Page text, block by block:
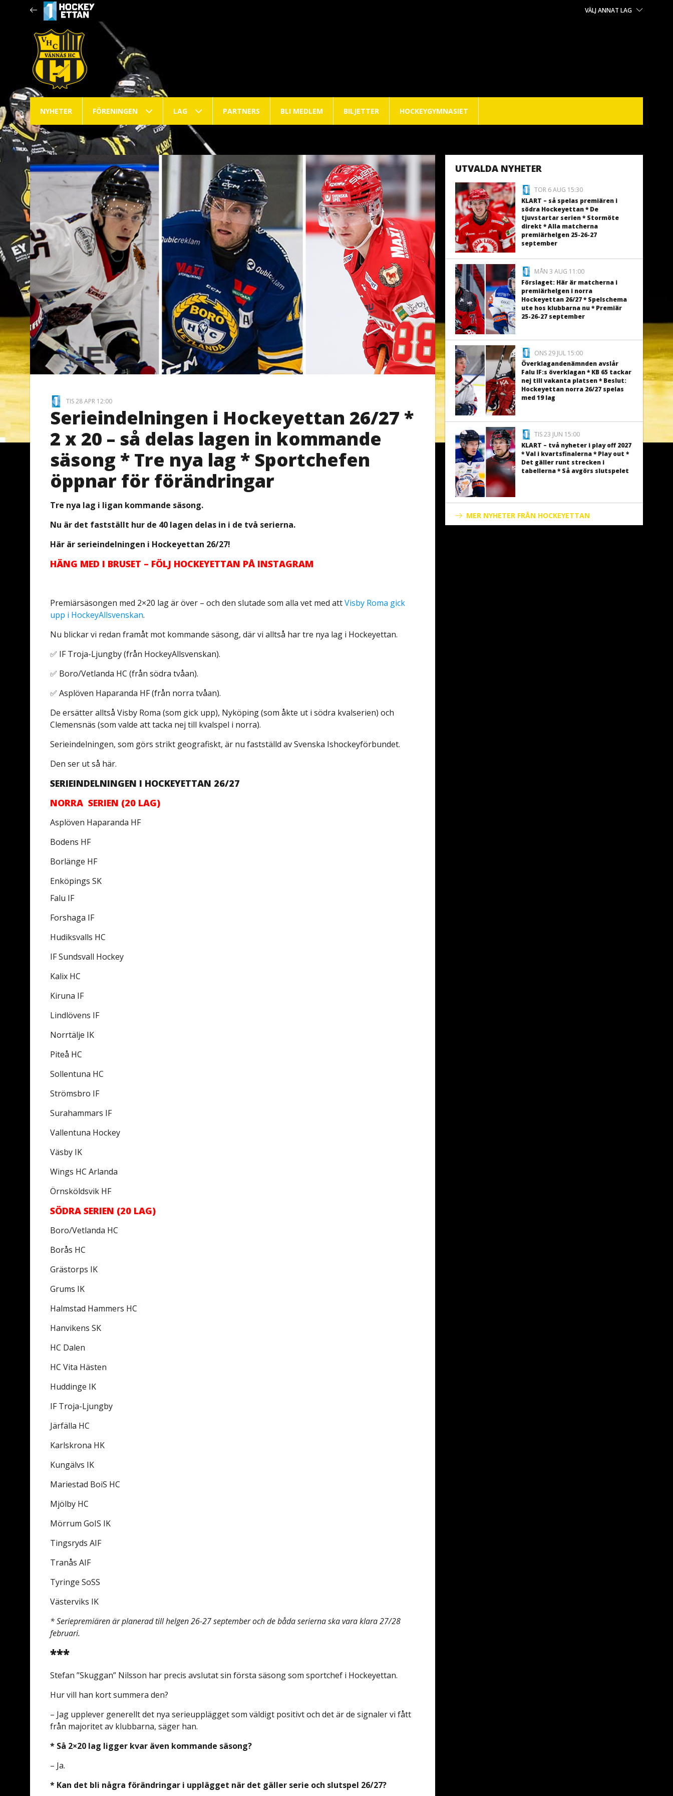
VÄLJ ANNAT LAG
NYHETER FÖRENINGEN LAG PARTNERS BLI MEDLEM BILJETTER HOCKEYGYMNASIET
TIS 28 APR 12:00
Serieindelningen i Hockeyettan 26/27 *
2 x 20 – så delas lagen in kommande
säsong * Tre nya lag * Sportchefen
öppnar för förändringar
Tre nya lag i ligan kommande säsong.
Nu är det fastställt hur de 40 lagen delas in i de två serierna.
Här är serieindelningen i Hockeyettan 26/27!
HÄNG MED I BRUSET – FÖLJ HOCKEYETTAN PÅ INSTAGRAM
Premiärsäsongen med 2×20 lag är över – och den slutade som alla vet med attVisby Roma gick
upp i HockeyAllsvenskan.
Nu blickar vi redan framåt mot kommande säsong, där vi alltså har tre nya lag i Hockeyettan.
✅ IF Troja-Ljungby (från HockeyAllsvenskan).
✅ Boro/Vetlanda HC (från södra tvåan).
✅ Asplöven Haparanda HF (från norra tvåan).
De ersätter alltså Visby Roma (som gick upp), Nyköping (som åkte ut i södra kvalserien) och
Clemensnäs (som valde att tacka nej till kvalspel i norra).
Serieindelningen, som görs strikt geografiskt, är nu fastställd av Svenska Ishockeyförbundet.
Den ser ut så här.
SERIEINDELNINGEN I HOCKEYETTAN 26/27
NORRA SERIEN (20 LAG)
Asplöven Haparanda HF
Bodens HF
Borlänge HF
Enköpings SK
Falu IF
Forshaga IF
Hudiksvalls HC
IF Sundsvall Hockey
Kalix HC
Kiruna IF
Lindlövens IF
Norrtälje IK
Piteå HC
Sollentuna HC
Strömsbro IF
Surahammars IF
Vallentuna Hockey
Väsby IK
Wings HC Arlanda
Örnsköldsvik HF
SÖDRA SERIEN (20 LAG)
Boro/Vetlanda HC
Borås HC
Grästorps IK
Grums IK
Halmstad Hammers HC
Hanvikens SK
HC Dalen
HC Vita Hästen
Huddinge IK
IF Troja-Ljungby
Järfälla HC
Karlskrona HK
Kungälvs IK
Mariestad BoiS HC
Mjölby HC
Mörrum GoIS IK
Tingsryds AIF
Tranås AIF
Tyringe SoSS
Västerviks IK
* Seriepremiären är planerad till helgen 26-27 september och de båda serierna ska vara klara 27/28
februari.
***
Stefan ”Skuggan” Nilsson har precis avslutat sin första säsong som sportchef i Hockeyettan.
Hur vill han kort summera den?
– Jag upplever generellt det nya serieupplägget som väldigt positivt och det är de signaler vi fått
från majoritet av klubbarna, säger han.
* Så 2×20 lag ligger kvar även kommande säsong?
– Ja.
* Kan det bli några förändringar i upplägget när det gäller serie och slutspel 26/27?
UTVALDA NYHETER
TOR 6 AUG 15:30
KLART – så spelas premiären i
södra Hockeyettan * De
tjuvstartar serien * Stormöte
direkt * Alla matcherna
premiärhelgen 25-26-27
september
MÅN 3 AUG 11:00
Förslaget: Här är matcherna i
premiärhelgen i norra
Hockeyettan 26/27 * Spelschema
ute hos klubbarna nu * Premiär
25-26-27 september
ONS 29 JUL 15:00
Överklagandenämnden avslår
Falu IF:s överklagan * KB 65 tackar
nej till vakanta platsen * Beslut:
Hockeyettan norra 26/27 spelas
med 19 lag
TIS 23 JUN 15:00
KLART – två nyheter i play off 2027
* Val i kvartsfinalerna * Play out *
Det gäller runt strecken i
tabellerna * Så avgörs slutspelet
MER NYHETER FRÅN HOCKEYETTAN